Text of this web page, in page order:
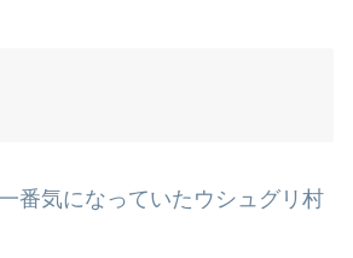
番気になっていたウシュグリ村